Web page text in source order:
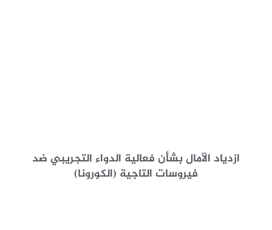
ازدياد الآمال بشأن فعالية الدواء التجريبي ضد
فيروسات التاجية (الكورونا)